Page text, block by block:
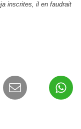
inscrites, il en faudrait